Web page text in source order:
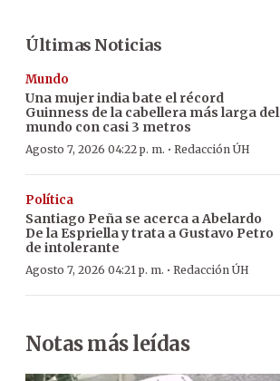
Últimas Noticias
Mundo
Una mujer india bate el récord
Guinness de la cabellera más larga del
mundo con casi 3 metros
Agosto 7, 2026 04:22 p. m. · Redacción ÚH
Política
Santiago Peña se acerca a Abelardo
De la Espriella y trata a Gustavo Petro
de intolerante
Agosto 7, 2026 04:21 p. m. · Redacción ÚH
Notas más leídas